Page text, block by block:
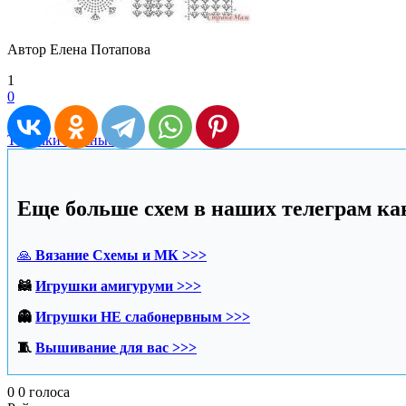
Автор Елена Потапова
1
0
Тапочки вязаные
Еще больше схем в наших телеграм
🙏 Вязание Схемы и МК >>>
🦝 Игрушки амигуруми >>>
👻 Игрушки НЕ слабонервным >>>
🧵 Вышивание для вас >>>
0 0 голоса